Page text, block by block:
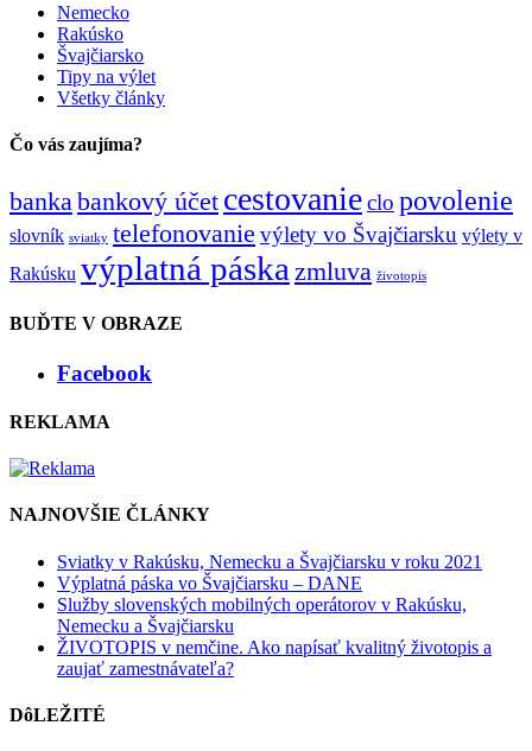
Nemecko
Rakúsko
Švajčiarsko
Tipy na výlet
Všetky články
Čo vás zaujíma?
bankabankový účet cestovanieclo povolenie
slovník sviatky telefonovanie výlety vo Švajčiarsku výlety v
Rakúsku výplatná páska zmluva životopis
BUĎTE V OBRAZE
Facebook
REKLAMA
NAJNOVŠIE ČLÁNKY
Sviatky v Rakúsku, Nemecku a Švajčiarsku v roku 2021
Výplatná páska vo Švajčiarsku – DANE
Služby slovenských mobilných operátorov v Rakúsku,
Nemecku a Švajčiarsku
ŽIVOTOPIS v nemčine. Ako napísať kvalitný životopis a
zaujať zamestnávateľa?
DôLEŽITÉ